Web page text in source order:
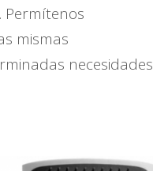
Permítenos
mismas
necesidades